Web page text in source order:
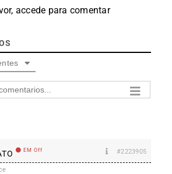
accede para comentar
EM Off #2223905